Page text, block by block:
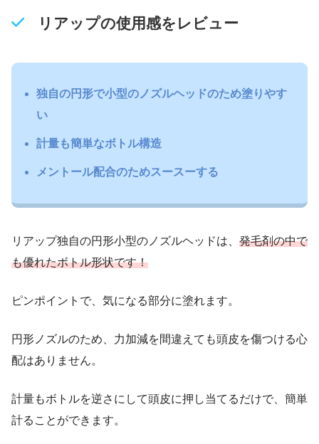
リアップの使用感をレビュー
独自の円形で小型のノズルヘッドのため塗りやす
い
計量も簡単なボトル構造
メントール配合のためスースーする
リアップ独自の円形小型のノズルヘッドは、 発毛剤の中で
も優れたボトル形状です！
ピンポイントで、気になる部分に塗れます。
円形ノズルのため、力加減を間違えても頭皮を傷つける心
配はありません。
計量もボトルを逆さにして頭皮に押し当てるだけで、簡単
計ることができます。